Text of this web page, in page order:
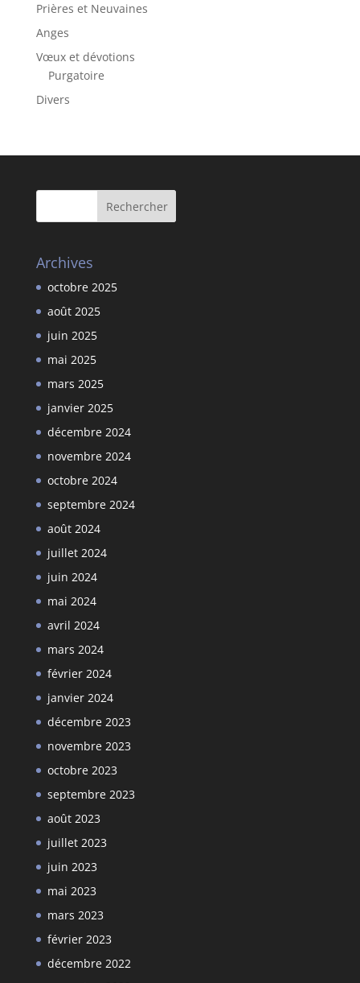
Prières et Neuvaines
Anges
Vœux et dévotions
Purgatoire
Divers
Archives
octobre 2025
août 2025
juin 2025
mai 2025
mars 2025
janvier 2025
décembre 2024
novembre 2024
octobre 2024
septembre 2024
août 2024
juillet 2024
juin 2024
mai 2024
avril 2024
mars 2024
février 2024
janvier 2024
décembre 2023
novembre 2023
octobre 2023
septembre 2023
août 2023
juillet 2023
juin 2023
mai 2023
mars 2023
février 2023
décembre 2022